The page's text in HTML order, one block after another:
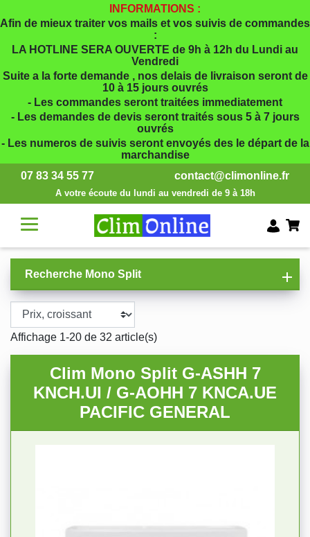
INFORMATIONS :
Afin de mieux traiter vos mails et vos suivis de commandes
:
LA HOTLINE SERA OUVERTE de 9h à 12h du Lundi au
Vendredi
Suite a la forte demande , nos delais de livraison seront de
10 à 15 jours ouvrés
- Les commandes seront traitées immediatement
- Les demandes de devis seront traités sous 5 à 7 jours
ouvrés
- Les numeros de suivis seront envoyés des le départ de la
marchandise
07 83 34 55 77
A votre écoute du lundi au vendredi de 9 à 18h
contact@climonline.fr
Recherche Mono Split
Affichage 1-20 de 32 article(s)
Clim Mono Split G-ASHH 7
KNCH.UI / G-AOHH 7 KNCA.UE
PACIFIC GENERAL